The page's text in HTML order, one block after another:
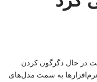
در حال دگرگون کردن
به سمت مدل‌های